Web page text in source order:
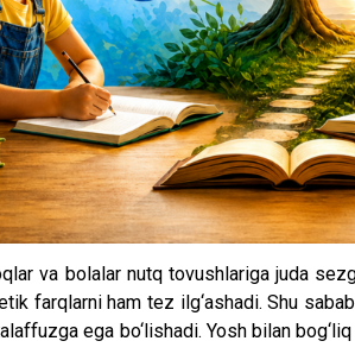
va bolalar nutq tovushlariga juda
farqlarni ham tez ilg‘ashadi. Shu
ega bo‘lishadi. Yosh bilan